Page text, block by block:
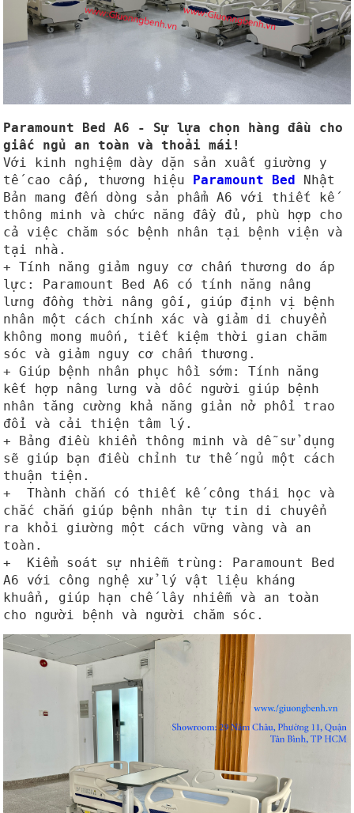
Paramount Bed A6 - Sự lựa chọn hàng đầu cho
giấc ngủ an toàn và thoải mái!
Với kinh nghiệm dày dặn sản xuất giường y
tế cao cấp, thương hiệu Paramount Bed Nhật
Bản mang đến dòng sản phẩm A6 với thiết kế
thông minh và chức năng đầy đủ, phù hợp cho
cả việc chăm sóc bệnh nhân tại bệnh viện và
tại nhà.
+ Tính năng giảm nguy cơ chấn thương do áp
lực: Paramount Bed A6 có tính năng nâng
lưng đồng thời nâng gối, giúp định vị bệnh
nhân một cách chính xác và giảm di chuyển
không mong muốn, tiết kiệm thời gian chăm
sóc và giảm nguy cơ chấn thương.
+ Giúp bệnh nhân phục hồi sớm: Tính năng
kết hợp nâng lưng và dốc người giúp bệnh
nhân tăng cường khả năng giản nở phổi trao
đổi và cải thiện tâm lý.
+ Bảng điều khiển thông minh và dễ sử dụng
sẽ giúp bạn điều chỉnh tư thế ngủ một cách
thuận tiện.
+ Thành chắn có thiết kế công thái học và
chắc chắn giúp bệnh nhân tự tin di chuyển
ra khỏi giường một cách vững vàng và an
toàn.
+ Kiểm soát sự nhiễm trùng: Paramount Bed
A6 với công nghệ xử lý vật liệu kháng
khuẩn, giúp hạn chế lây nhiễm và an toàn
cho người bệnh và người chăm sóc.